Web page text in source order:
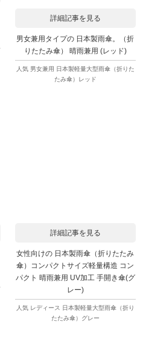
詳細記事を見る
男女兼用タイプの 日本製雨傘。（折
りたたみ傘） 晴雨兼用 (レッド)
人気 男女兼用 日本製軽量大型雨傘（折りた
たみ傘）レッド
詳細記事を見る
女性向けの 日本製雨傘（折りたたみ
傘）コンパクトサイズ軽量構造 コン
パクト 晴雨兼用 UV加工 手開き傘(グ
レー)
人気 レディース 日本製軽量大型雨傘（折り
たたみ傘）グレー